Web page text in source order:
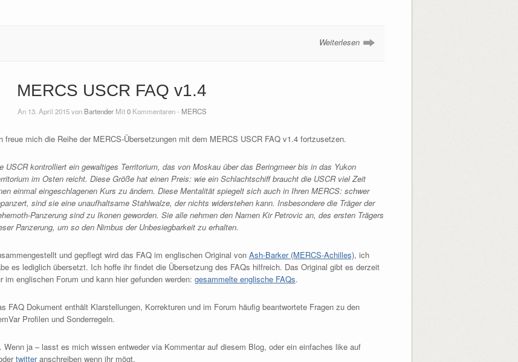
Weiterlesen
MERCS USCR FAQ v1.4
An 13. April 2015 von BartenderMit0Kommentaren - MERCS
freue mich die Reihe der MERCS-Übersetzungen mit dem MERCS USCR FAQ v1.4 fortzusetzen.
USCR kontrolliert ein gewaltiges Territorium, das von Moskau über das Beringmeer bis in das Yukon
im Osten reicht. Diese Größe hat einen Preis: wie ein Schlachtschiff braucht die USCR viel Zeit
einmal eingeschlagenen Kurs zu ändern. Diese Mentalität spiegelt sich auch in Ihren MERCS: schwer
sind sie eine unaufhaltsame Stahlwalze, der nichts widerstehen kann. Insbesondere die Träger der
Panzerung sind zu Ikonen geworden. Sie alle nehmen den Namen Kir Petrovic an, des ersten Trägers
Panzerung, um so den Nimbus der Unbesiegbarkeit zu erhalten.
und gepflegt wird das FAQ im englischen Original von Ash-Barker (MERCS-Achilles), ich
es lediglich übersetzt. Ich hoffe ihr findet die Übersetzung des FAQs hilfreich. Das Original gibt es derzeit
im englischen Forum und kann hier gefunden werden: gesammelte englische FAQs.
FAQ Dokument enthält Klarstellungen, Korrekturen und im Forum häufig beantwortete Fragen zu den
Profilen und Sonderregeln.
ja – lasst es mich wissen entweder via Kommentar auf diesem Blog, oder ein einfaches like auf
twitteranschreiben wenn ihr mögt.